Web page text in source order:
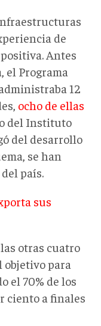
de
Antes
el Programa
12
ocho de ellas
del Instituto
del desarrollo
se han
país.
sus
otras cuatro
objetivo para
el 70% de los
ciento a finales